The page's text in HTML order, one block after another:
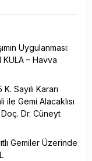
Uygulanması:
KULA – Havva
Sayılı Kararı
ile Gemi Alacaklısı
Dr. Cüneyt
Gemiler Üzerinde